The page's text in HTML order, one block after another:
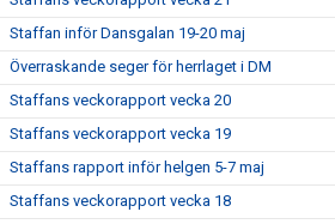
Staffan inför Dansgalan 19-20 maj
Överraskande seger för herrlaget i DM
Staffans veckorapport vecka 20
Staffans veckorapport vecka 19
Staffans rapport inför helgen 5-7 maj
Staffans veckorapport vecka 18